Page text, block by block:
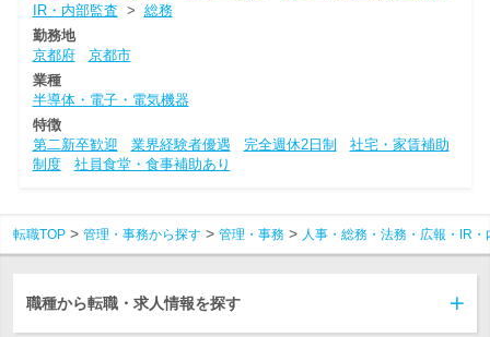
IR・内部監査 > 総務
勤務地
京都府
京都市
業種
半導体・電子・電気機器
特徴
第二新卒歓迎
業界経験者優遇 完全週休2日制
社宅・家賃補助
制度
社員食堂・食事補助あり
転職TOP 管理・事務から探す 管理・事務 人事・総務・法務・広報・IR・
職種から転職・求人情報を探す